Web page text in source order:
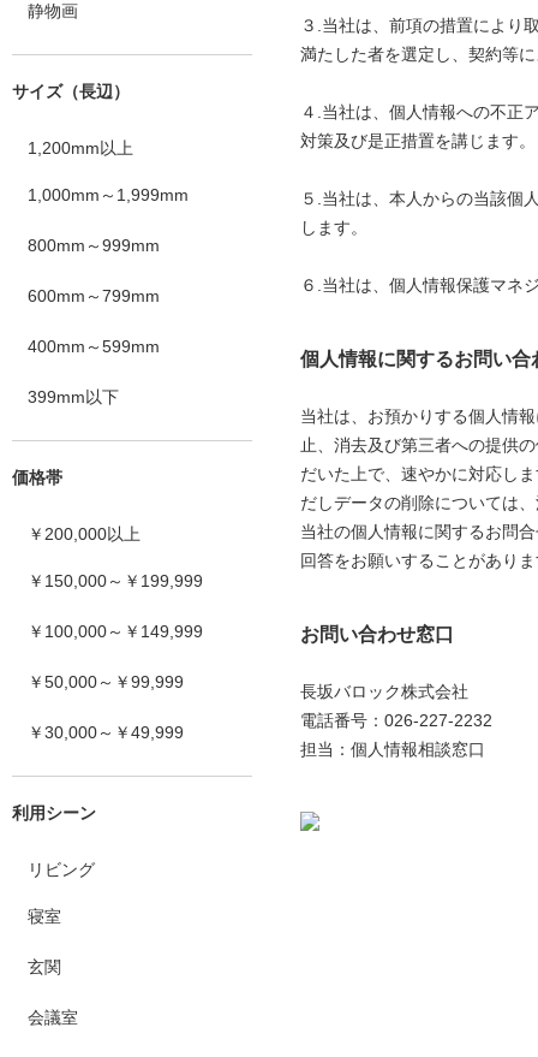
３.当社は、前項の措置により
満たした者を選定し、契約等
４.当社は、個人情報への不正
対策及び是正措置を講じます。
５.当社は、本人からの当該個
します。
６.当社は、個人情報保護マネ
個人情報に関するお問い合
当社は、お預かりする個人情
止、消去及び第三者への提供
だいた上で、速やかに対応し
だしデータの削除については
当社の個人情報に関するお問
回答をお願いすることがあり
お問い合わせ窓口
長坂バロック株式会社
電話番号：026-227-2232
担当：個人情報相談窓口
静物画
サイズ（長辺）
1,200mm以上
1,000mm～1,999mm
800mm～999mm
600mm～799mm
400mm～599mm
399mm以下
価格帯
￥200,000以上
￥150,000～￥199,999
￥100,000～￥149,999
￥50,000～￥99,999
￥30,000～￥49,999
利用シーン
リビング
寝室
玄関
会議室